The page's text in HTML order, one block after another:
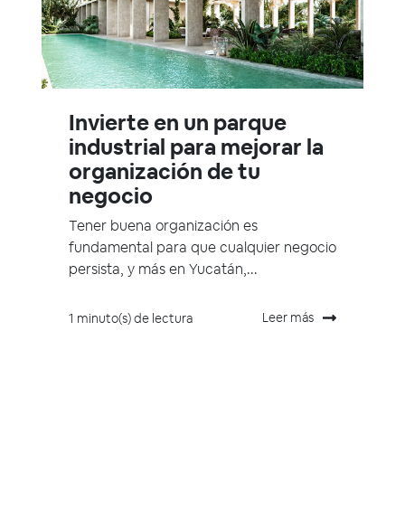
Invierte en un parque
industrial para mejorar la
organización de tu
negocio
Tener buena organización es
fundamental para que cualquier negocio
persista, y más en Yucatán,...
1 minuto(s) de lectura Leer más